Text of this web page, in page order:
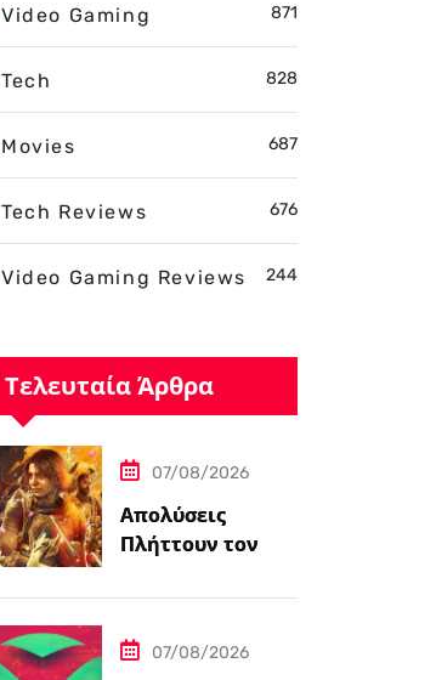
Video Gaming 871
Tech 828
Movies 687
Tech Reviews 676
Video Gaming Reviews 244
Τελευταία Άρθρα
07/08/2026
Απολύσεις
Πλήττουν τον
Crossfire, That’s
07/08/2026